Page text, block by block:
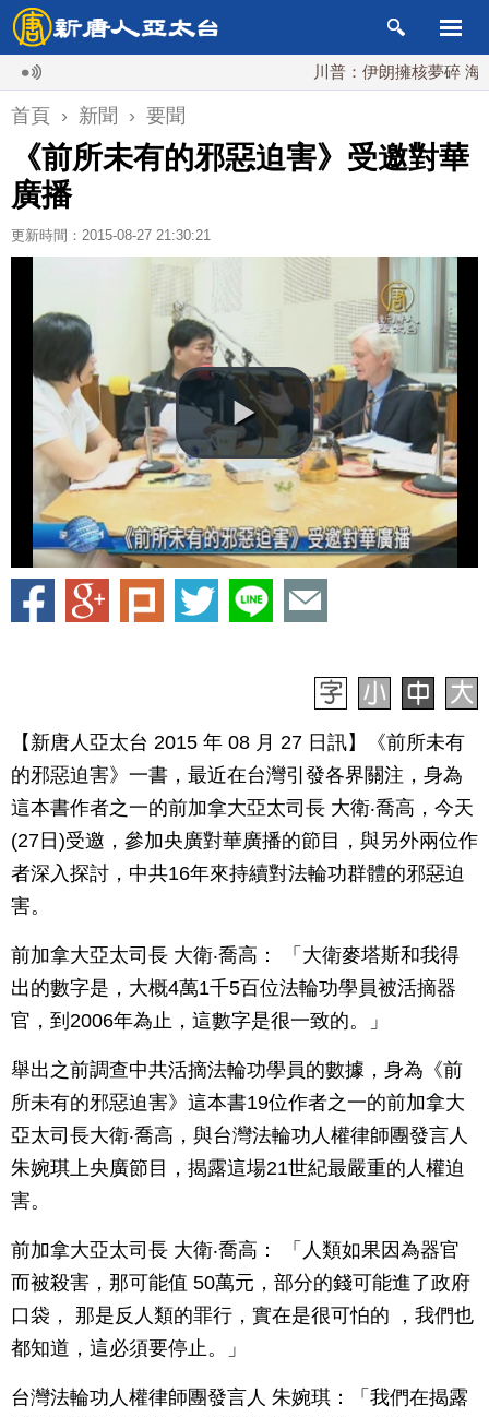
川普：伊朗擁核夢碎 海峽即將
首頁 › 新聞 › 要聞
《前所未有的邪惡迫害》受邀對華
廣播
更新時間：2015-08-27 21:30:21
【新唐人亞太台 2015 年 08 月 27 日訊】《前所未有
的邪惡迫害》一書，最近在台灣引發各界關注，身為
這本書作者之一的前加拿大亞太司長 大衛‧喬高，今天
(27日)受邀，參加央廣對華廣播的節目，與另外兩位作
者深入探討，中共16年來持續對法輪功群體的邪惡迫
害。
前加拿大亞太司長 大衛‧喬高： 「大衛麥塔斯和我得
出的數字是，大概4萬1千5百位法輪功學員被活摘器
官，到2006年為止，這數字是很一致的。」
舉出之前調查中共活摘法輪功學員的數據，身為《前
所未有的邪惡迫害》這本書19位作者之一的前加拿大
亞太司長大衛‧喬高，與台灣法輪功人權律師團發言人
朱婉琪上央廣節目，揭露這場21世紀最嚴重的人權迫
害。
前加拿大亞太司長 大衛‧喬高： 「人類如果因為器官
而被殺害，那可能值 50萬元，部分的錢可能進了政府
口袋， 那是反人類的罪行，實在是很可怕的 ，我們也
都知道，這必須要停止。」
台灣法輪功人權律師團發言人 朱婉琪：「我們在揭露